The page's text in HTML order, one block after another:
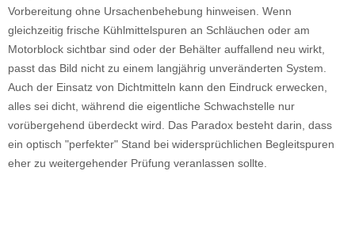
Vorbereitung ohne Ursachenbehebung hinweisen. Wenn
gleichzeitig frische Kühlmittelspuren an Schläuchen oder am
Motorblock sichtbar sind oder der Behälter auffallend neu wirkt,
passt das Bild nicht zu einem langjährig unveränderten System.
Auch der Einsatz von Dichtmitteln kann den Eindruck erwecken,
alles sei dicht, während die eigentliche Schwachstelle nur
vorübergehend überdeckt wird. Das Paradox besteht darin, dass
ein optisch "perfekter" Stand bei widersprüchlichen Begleitspuren
eher zu weitergehender Prüfung veranlassen sollte.